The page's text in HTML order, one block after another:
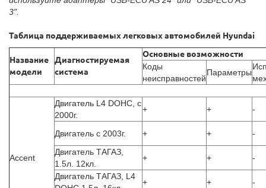
3".
Таблица поддерживаемых легковых автомобилей Hyundai
Название
модели
Диагностируемая
система
Основные возможности
Коды
неисправностей
Параметры
Accent
Двигатель L4 DOHC, с
2000г.
+ + -
Двигатель с 2003г. + +
-
Двигатель ТАГАЗ,
1.5л. 12кл.
+ +
-
Двигатель ТАГАЗ, L4
+ +
-